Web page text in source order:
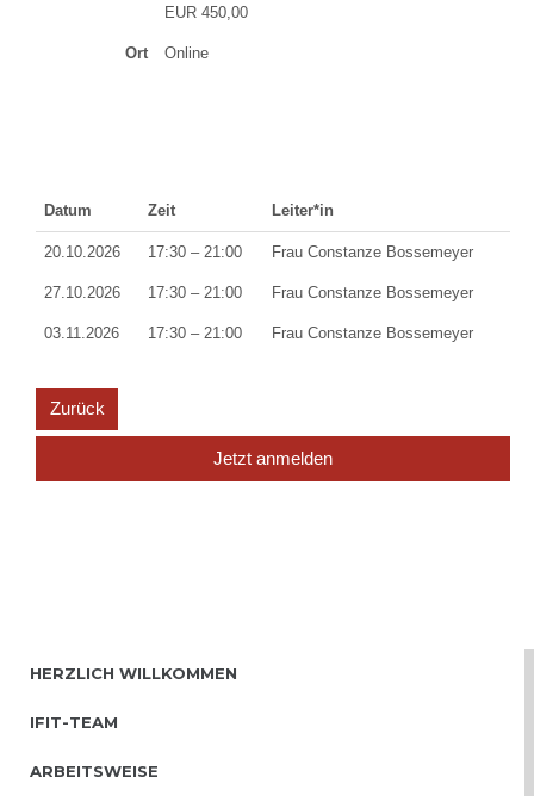
EUR 450,00
Ort Online
Datum Zeit Leiter*in
20.10.2026 17:30 – 21:00 Frau Constanze Bossemeyer
27.10.2026 17:30 – 21:00 Frau Constanze Bossemeyer
03.11.2026 17:30 – 21:00 Frau Constanze Bossemeyer
Zurück
Jetzt anmelden
HERZLICH WILLKOMMEN
IFIT-TEAM
ARBEITSWEISE